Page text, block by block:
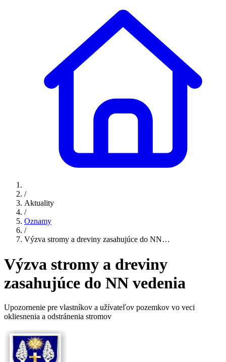
/
Aktuality
/
Oznamy
/
Výzva stromy a dreviny zasahujúce do NN…
Výzva stromy a dreviny
zasahujúce do NN vedenia
Upozornenie pre vlastníkov a užívateľov pozemkov vo veci
okliesnenia a odstránenia stromov